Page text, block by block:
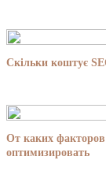
Скільки коштує
От каких факторов
оптимизировать